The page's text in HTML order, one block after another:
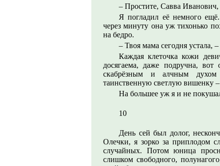
– Простите, Савва Иванович,
Я погладил её немного
через минуту она уж тихонько
на бедро.
– Твоя мама сегодня устала,
Каждая клеточка кожи
досягаема, даже подручна,
скабрёзным и алчным духом
таинственную светлую вишенку
На большее уж я и не
10
День сей был долог,
Олечки, я зорко за приплодом
случайных. Потом юница
слишком свободного,